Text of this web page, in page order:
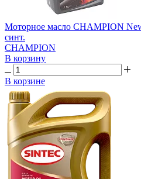
Моторное масло CHAMPION
синт.
CHAMPION
В корзину
В корзине